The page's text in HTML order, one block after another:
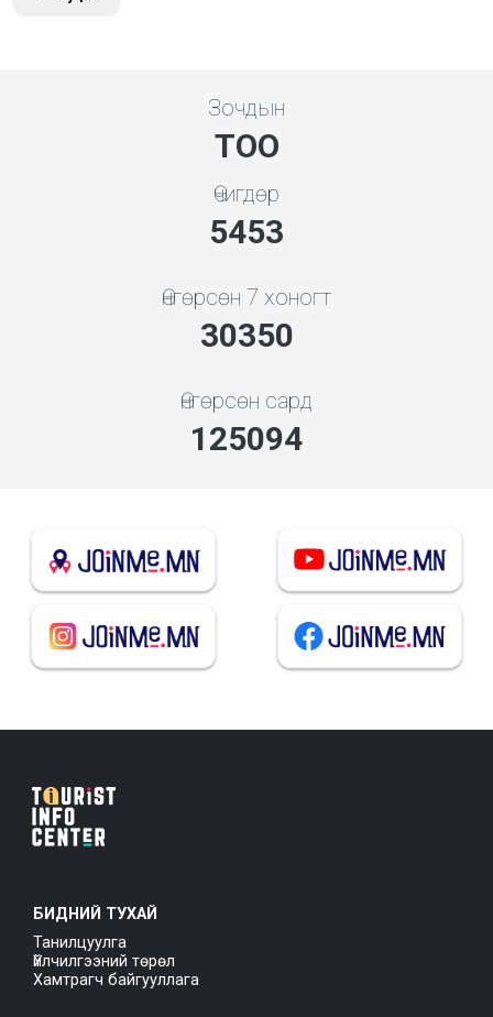
Зочдын
ТОО
Өчигдөр
5843
Өнгөрсөн 7 хоногт
32684
Өнгөрсөн сард
134716
БИДНИЙ ТУХАЙ
Танилцуулга
Үйлчилгээний төрөл
Хамтрагч байгууллага